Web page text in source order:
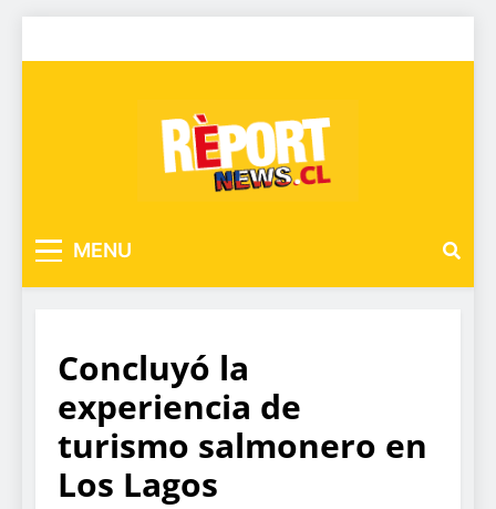
MENU
Concluyó la
experiencia de
turismo salmonero en
Los Lagos